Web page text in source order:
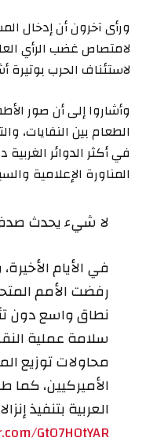
ورأى آخرون أن إدخال
لامتصاص غضب الرأي
لاستئناف الحرب بوتيرة
وأشاروا إلى أن صور
الطعام بين
في أكثر الدوائر
المناورة الإعلامية
لا شيء يحدث
في الأيام
رفضت الأمم
نطاق واسع دون
سلامة عملية
محاولات توزيع
الأميركيين، كما
العربية بتنفيذ
GtO7H0tYAR